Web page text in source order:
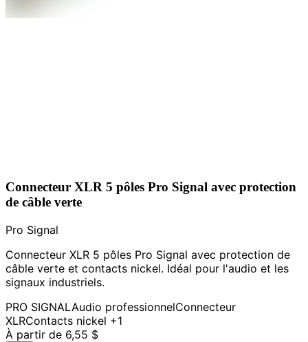
Connecteur XLR 5 pôles Pro Signal avec protection
de câble verte
Pro Signal
Connecteur XLR 5 pôles Pro Signal avec protection de
câble verte et contacts nickel. Idéal pour l'audio et les
signaux industriels.
PRO SIGNALAudio professionnelConnecteur
XLRContacts nickel +1
À partir de 6,55 $